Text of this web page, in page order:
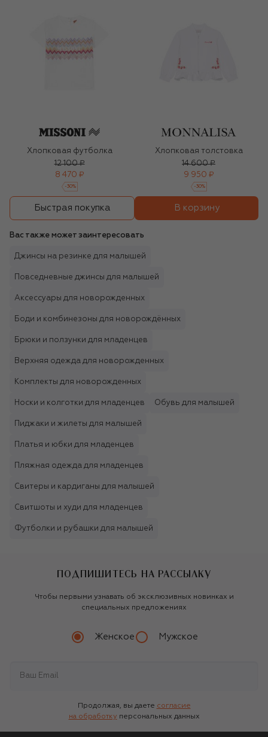
Хлопковая футболка
12 100 ₽
8 470 ₽
-30%
Хлопковая толстовка
14 600 ₽
9 950 ₽
-30%
Быстрая покупка В корзину
Вас также может заинтересовать
Джинсы на резинке для малышей
Повседневные джинсы для малышей
Аксессуары для новорожденных
Боди и комбинезоны для новорождённых
Брюки и ползунки для младенцев
Верхняя одежда для новорожденных
Комплекты для новорожденных
Носки и колготки для младенцев Обувь для малышей
Пиджаки и жилеты для малышей
Платья и юбки для младенцев
Пляжная одежда для младенцев
Свитеры и кардиганы для малышей
Свитшоты и худи для младенцев
Футболки и рубашки для малышей
ПОДПИШИТЕСЬ НА РАССЫЛКУ
Чтобы первыми узнавать об эксклюзивных новинках и
специальных предложениях
Женское Мужское
Продолжая, вы даете согласие
на обработку персональных данных